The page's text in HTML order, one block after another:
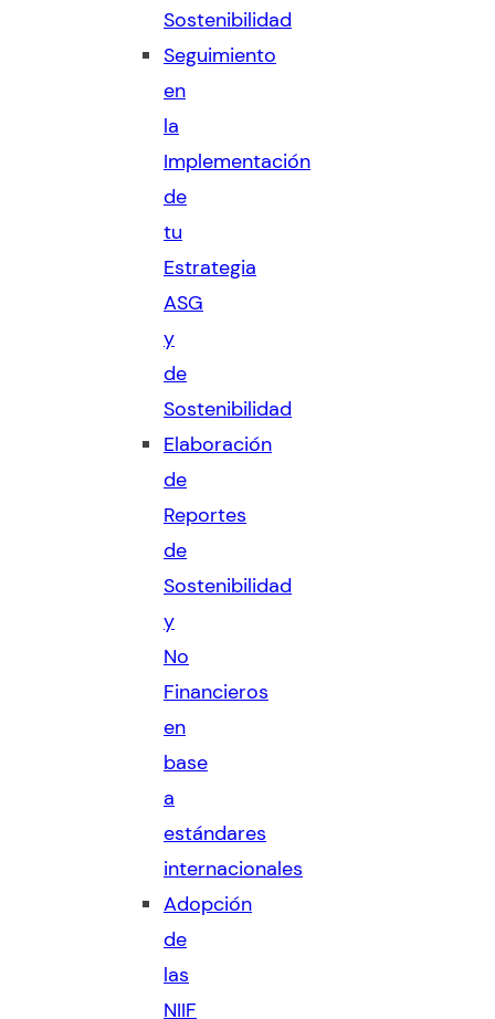
Sostenibilidad
Seguimiento
en
la
Implementación
de
tu
Estrategia
ASG
y
de
Sostenibilidad
Elaboración
de
Reportes
de
Sostenibilidad
y
No
Financieros
en
base
a
estándares
internacionales
Adopción
de
las
NIIF